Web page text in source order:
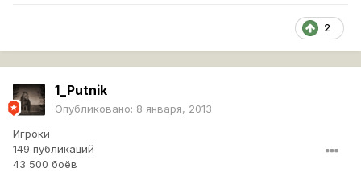
2
1_Putnik
Опубликовано: 8 января, 2013
Игроки
149 публикаций
43 500 боёв